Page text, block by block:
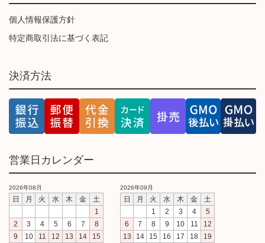
個人情報保護方針
特定商取引法に基づく表記
決済方法
営業日カレンダー
2026年08月
日 月 火 水 木 金
土
1
2
3 4 5 6 7
8
9
10 11 12 13 14 15
2026年09月
日 月 火 水 木 金
土
1
2 3 4
5
6
7 8 9 10 11
12
13
14 15 16 17 18 19